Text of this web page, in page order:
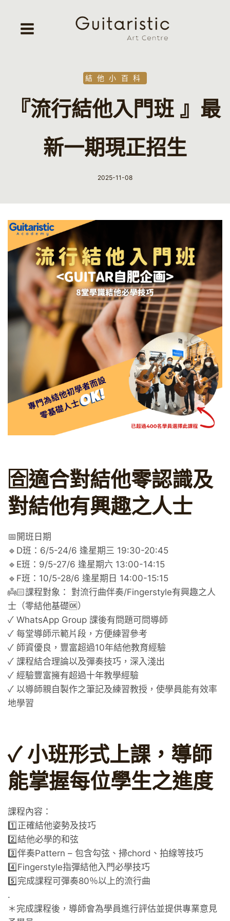
content
結他小百科
『流行結他入門班 』最
新一期現正招生
By
2025-11-08
🈴適合對結他零認識及
對結他有興趣之人士
📅開班日期
🔹D班：6/5-24/6 逢星期三 19:30-20:45
🔹E班：9/5-27/6 逢星期六 13:00-14:15
🔹F班：10/5-28/6 逢星期日 14:00-15:15
👼🏻課程對象： 對流行曲伴奏/Fingerstyle有興趣之人
士（零結他基礎🆗）
✓ WhatsApp Group 課後有問題可問導師
✓ 每堂導師示範片段，方便練習參考
✓ 師資優良，豐富超過10年結他教育經驗
✓ 課程結合理論以及彈奏技巧，深入淺出
✓ 經驗豐富擁有超過十年教學經驗
✓ 以導師親自製作之筆記及練習教授，使學員能有效率
地學習
✓ 小班形式上課，導師
能掌握每位學生之進度
課程內容：
1️⃣正確結他姿勢及技巧
2️⃣結他必學的和弦
3️⃣伴奏Pattern – 包含勾弦、掃chord、拍線等技巧
4️⃣Fingerstyle指彈結他入門必學技巧
5️⃣完成課程可彈奏80％以上的流行曲
.
＊完成課程後，導師會為學員進行評估並提供專業意見